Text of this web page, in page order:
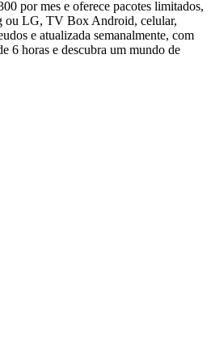
por mes e oferece pacotes limitados,
ou LG, TV Box Android, celular,
e atualizada semanalmente, com
6 horas e descubra um mundo de